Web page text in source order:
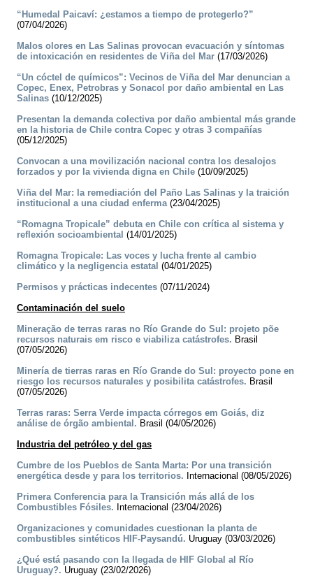
“Humedal Paicaví: ¿estamos a tiempo de protegerlo?”
(07/04/2026)
Malos olores en Las Salinas provocan evacuación y síntomas
de intoxicación en residentes de Viña del Mar (17/03/2026)
“Un cóctel de químicos”: Vecinos de Viña del Mar denuncian a
Copec, Enex, Petrobras y Sonacol por daño ambiental en Las
Salinas (10/12/2025)
Presentan la demanda colectiva por daño ambiental más grande
en la historia de Chile contra Copec y otras 3 compañías
(05/12/2025)
Convocan a una movilización nacional contra los desalojos
forzados y por la vivienda digna en Chile (10/09/2025)
Viña del Mar: la remediación del Paño Las Salinas y la traición
institucional a una ciudad enferma(23/04/2025)
“Romagna Tropicale” debuta en Chile con crítica al sistema y
reflexión socioambiental (14/01/2025)
Romagna Tropicale: Las voces y lucha frente al cambio
climático y la negligencia estatal (04/01/2025)
Permisos y prácticas indecentes (07/11/2024)
Contaminación del suelo
Mineração de terras raras no Río Grande do Sul: projeto põe
recursos naturais em risco e viabiliza catástrofes. Brasil
(07/05/2026)
Minería de tierras raras en Río Grande do Sul: proyecto pone en
riesgo los recursos naturales y posibilita catástrofes. Brasil
(07/05/2026)
Terras raras: Serra Verde impacta córregos em Goiás, diz
análise de órgão ambiental. Brasil (04/05/2026)
Industria del petróleo y del gas
Cumbre de los Pueblos de Santa Marta: Por una transición
energética desde y para los territorios. Internacional (08/05/2026)
Primera Conferencia para la Transición más allá de los
Combustibles Fósiles. Internacional (23/04/2026)
Organizaciones y comunidades cuestionan la planta de
combustibles sintéticos HIF-Paysandú. Uruguay (03/03/2026)
¿Qué está pasando con la llegada de HIF Global al Río
Uruguay?. Uruguay (23/02/2026)